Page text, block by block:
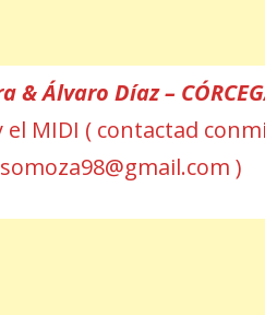
& Álvaro Díaz –
MIDI ( contactad
)